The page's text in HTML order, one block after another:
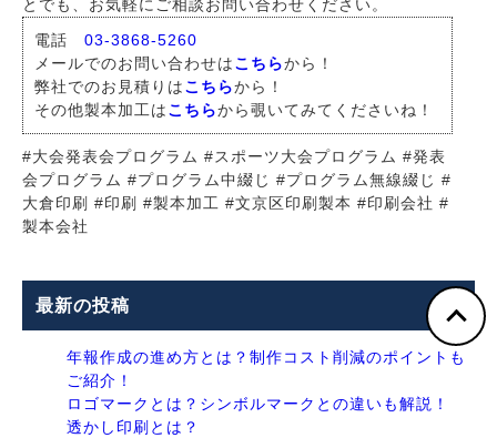
とでも、お気軽にご相談お問い合わせください。
電話 03-3868-5260
メールでのお問い合わせはこちらから！
弊社でのお見積りはこちらから！
その他製本加工はこちらから覗いてみてくださいね！
#大会発表会プログラム #スポーツ大会プログラム #発表
会プログラム #プログラム中綴じ #プログラム無線綴じ #
大倉印刷 #印刷 #製本加工 #文京区印刷製本 #印刷会社 #
製本会社
最新の投稿
年報作成の進め方とは？制作コスト削減のポイントも
ご紹介！
ロゴマークとは？シンボルマークとの違いも解説！
透かし印刷とは？